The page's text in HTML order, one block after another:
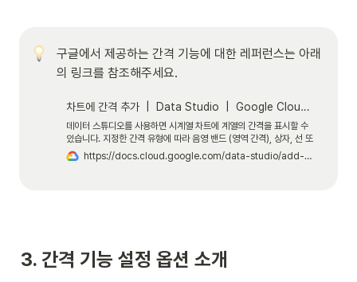
구글에서 제공하는 간격 기능에 대한 레퍼런스는 아래
의 링크를 참조해주세요.
차트에 간격 추가 | Data Studio | Google Cloud Documentation
데이터 스튜디오를 사용하면 시계열 차트에 계열의 간격을 표시할 수
있습니다. 지정한 간격 유형에 따라 음영 밴드 (영역 간격), 상자, 선 또
는 기타 모양으로 간격을 표시할 수 있습니다. 지정한 간격 유형에 따
라 간격을 사용하여 데이터 정확성의 신뢰도 수준 또는 데이터의 가능
https://docs.cloud.google.com/data-studio/add-intervals-to-charts?hl=ko
3. 간격 기능 설정 옵션 소개